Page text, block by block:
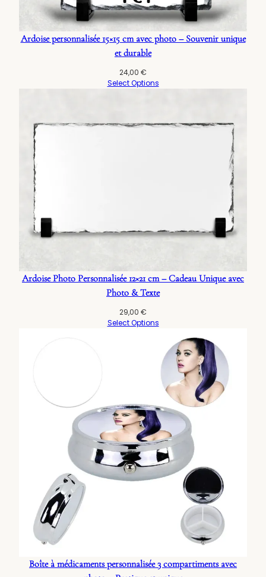
Ardoise personnalisée 15×15 cm avec photo – Souvenir unique
et durable
24,00 €
Select Options
Ardoise Photo Personnalisée 12×21 cm – Cadeau Unique avec
Photo & Texte
29,00 €
Select Options
Boîte à médicaments personnalisée 3 compartiments avec